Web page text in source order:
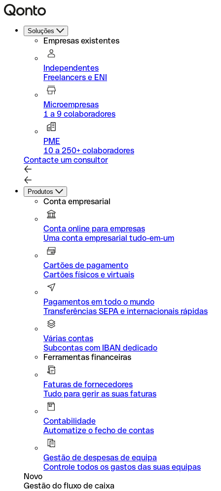
Soluções
Empresas existentes
Independentes
Freelancers e ENI
Microempresas
1 a 9 colaboradores
PME
10 a 250+ colaboradores
Contacte um consultor
Produtos
Conta empresarial
Conta online para empresas
Uma conta empresarial tudo-em-um
Cartões de pagamento
Cartões físicos e virtuais
Pagamentos em todo o mundo
Transferências SEPA e internacionais rápidas
Várias contas
Subcontas com IBAN dedicado
Ferramentas financeiras
Faturas de fornecedores
Tudo para gerir as suas faturas
Contabilidade
Automatize o fecho de contas
Gestão de despesas de equipa
Controle todos os gastos das suas equipas
Novo
Gestão do fluxo de caixa